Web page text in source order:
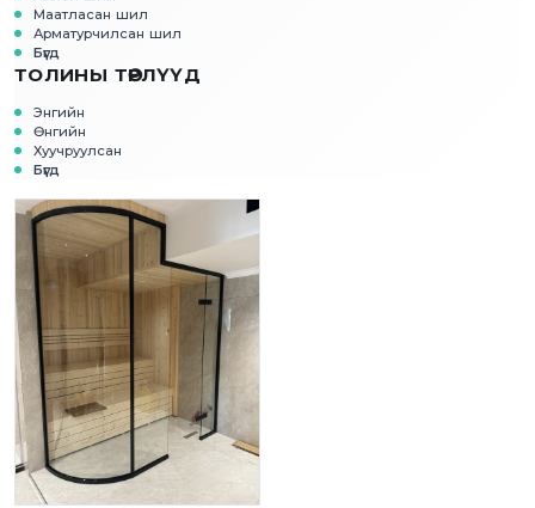
Маатласан шил
Арматурчилсан шил
Бүгд
ТОЛИНЫ ТӨРЛҮҮД
Энгийн
Өнгийн
Хуучруулсан
Бүгд